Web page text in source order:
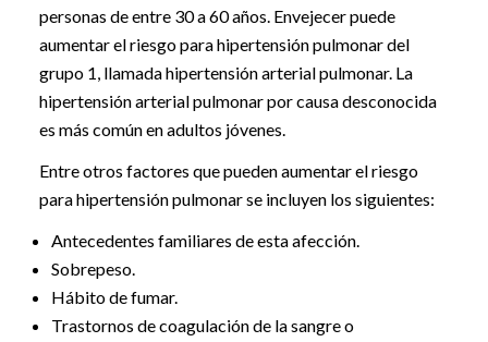
personas de entre 30 a 60 años. Envejecer puede
aumentar el riesgo para hipertensión pulmonar del
grupo 1, llamada hipertensión arterial pulmonar. La
hipertensión arterial pulmonar por causa desconocida
es más común en adultos jóvenes.
Entre otros factores que pueden aumentar el riesgo
para hipertensión pulmonar se incluyen los siguientes:
Antecedentes familiares de esta afección.
Sobrepeso.
Hábito de fumar.
Trastornos de coagulación de la sangre o